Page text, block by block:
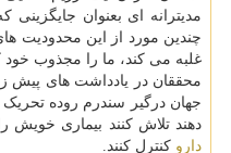
مدیترانه ای بعنوان
غلبه می کند، ما را مجذوب خود
جهان درگیر سندرم روده تحریک
دهند تلاش کنند بیماری خویش
دارو کنترل کنند.